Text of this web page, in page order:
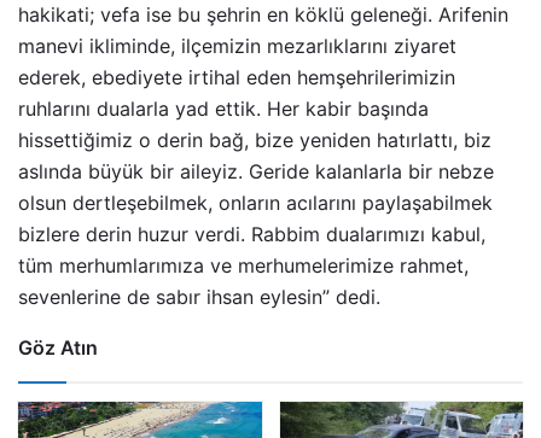
hakikati; vefa ise bu şehrin en köklü geleneği. Arifenin
manevi ikliminde, ilçemizin mezarlıklarını ziyaret
ederek, ebediyete irtihal eden hemşehrilerimizin
ruhlarını dualarla yad ettik. Her kabir başında
hissettiğimiz o derin bağ, bize yeniden hatırlattı, biz
aslında büyük bir aileyiz. Geride kalanlarla bir nebze
olsun dertleşebilmek, onların acılarını paylaşabilmek
bizlere derin huzur verdi. Rabbim dualarımızı kabul,
tüm merhumlarımıza ve merhumelerimize rahmet,
sevenlerine de sabır ihsan eylesin” dedi.
Göz Atın